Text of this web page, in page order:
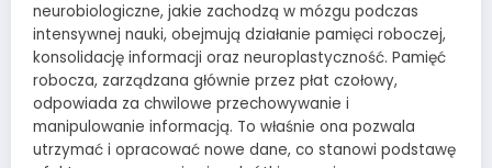
neurobiologiczne, jakie zachodzą w mózgu podczas
intensywnej nauki, obejmują działanie pamięci roboczej,
konsolidację informacji oraz neuroplastyczność. Pamięć
robocza, zarządzana głównie przez płat czołowy,
odpowiada za chwilowe przechowywanie i
manipulowanie informacją. To właśnie ona pozwala
utrzymać i opracować nowe dane, co stanowi podstawę